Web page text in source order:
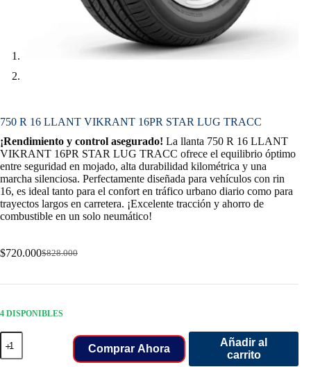
750 R 16 LLANT VIKRANT 16PR STAR LUG TRACC
¡Rendimiento y control asegurado! La llanta 750 R 16 LLANT
VIKRANT 16PR STAR LUG TRACC ofrece el equilibrio óptimo
entre seguridad en mojado, alta durabilidad kilométrica y una
marcha silenciosa. Perfectamente diseñada para vehículos con rin
16, es ideal tanto para el confort en tráfico urbano diario como para
trayectos largos en carretera. ¡Excelente tracción y ahorro de
combustible en un solo neumático!
$828.000
Original
was:
$720.000Current
is:
4 DISPONIBLES
750
R
16
Comprar Ahora
Añadir al
carrito